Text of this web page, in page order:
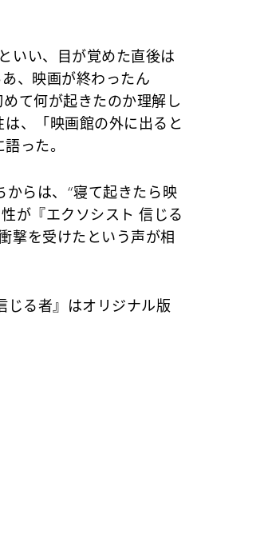
いい、目が覚めた直後は
、映画が終わったん
て何が起きたのか理解し
、「映画館の外に出ると
った。
らは、“寝て起きたら映
が『エクソシスト 信じる
撃を受けたという声が相
る者』はオリジナル版